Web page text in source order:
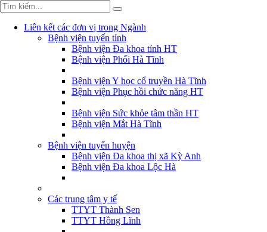
Liên kết các đơn vị trong Ngành
Bệnh viện tuyến tỉnh
Bệnh viện Đa khoa tỉnh HT
Bệnh viện Phổi Hà Tĩnh
Bệnh viện Y học cổ truyền Hà Tĩnh
Bệnh viện Phục hồi chức năng HT
Bệnh viện Sức khỏe tâm thần HT
Bệnh viện Mắt Hà Tĩnh
Bệnh viện tuyến huyện
Bệnh viện Đa khoa thị xã Kỳ Anh
Bệnh viện Đa khoa Lộc Hà
Các trung tâm y tế
TTYT Thành Sen
TTYT Hồng Lĩnh